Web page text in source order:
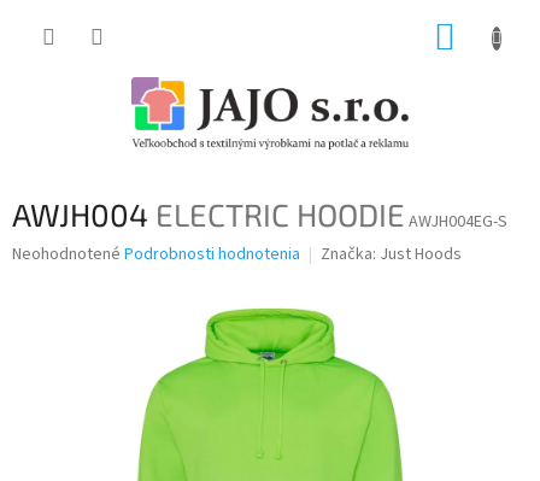
AWJH004 ELECTRIC HOODIE AWJH004EG-S
Priemerné
Neohodnotené Podrobnosti hodnotenia Značka: Just Hoods